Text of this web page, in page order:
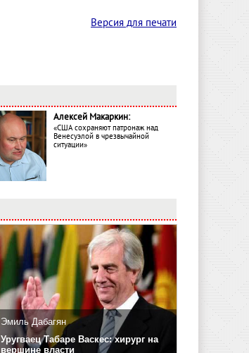
Версия для печати
Алексей Макаркин:
«США сохраняют патронаж над
Венесуэлой в чрезвычайной
ситуации»
Эмиль Дабагян
Уругваец Табаре Васкес: хирург на
вершине власти